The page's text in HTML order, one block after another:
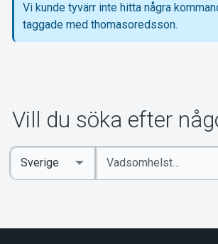
Om Tickster
Vi kunde tyvärr inte hitta några
taggade med thomasoredsson.
Vill du söka efter
Ange
sökord
Select
Country